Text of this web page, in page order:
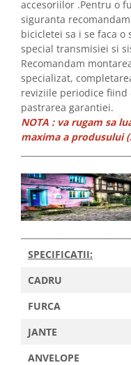
accesoriilor .Pentru o
siguranta
bicicletei sa i se faca
special transmisiei si
Recomandam
specializat,
reviziile periodice
pastrarea garantiei.
NOTA : va rugam sa
maxima a produsului
SPECIFICATII:
CADRU
FURCA
JANTE
ANVELOPE